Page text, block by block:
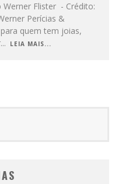
Flister - Crédito:
Perícias &
quem tem joias,
... LEIA MAIS...